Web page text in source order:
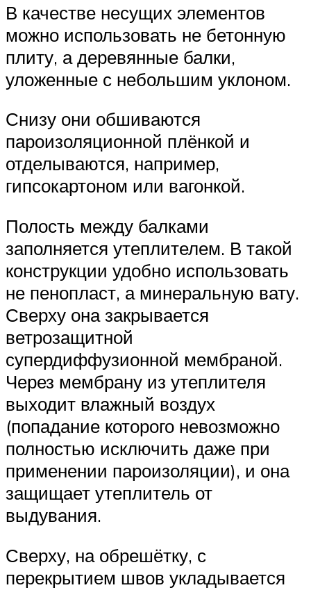
В качестве несущих элементов
можно использовать не бетонную
плиту, а деревянные балки,
уложенные с небольшим уклоном.
Снизу они обшиваются
пароизоляционной плёнкой и
отделываются, например,
гипсокартоном или вагонкой.
Полость между балками
заполняется утеплителем. В такой
конструкции удобно использовать
не пенопласт, а минеральную вату.
Сверху она закрывается
ветрозащитной
супердиффузионной мембраной.
Через мембрану из утеплителя
выходит влажный воздух
(попадание которого невозможно
полностью исключить даже при
применении пароизоляции), и она
защищает утеплитель от
выдувания.
Сверху, на обрешётку, с
перекрытием швов укладывается